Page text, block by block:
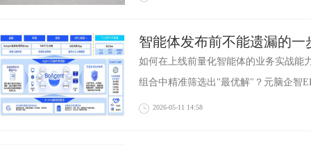
智能体发布前不能遗漏的一
量化评估补齐上线前关键环
如何在上线前量化智能体的业务实战能
组合中精准筛选出"最优解"？元脑企智
2026-05-11 14:58